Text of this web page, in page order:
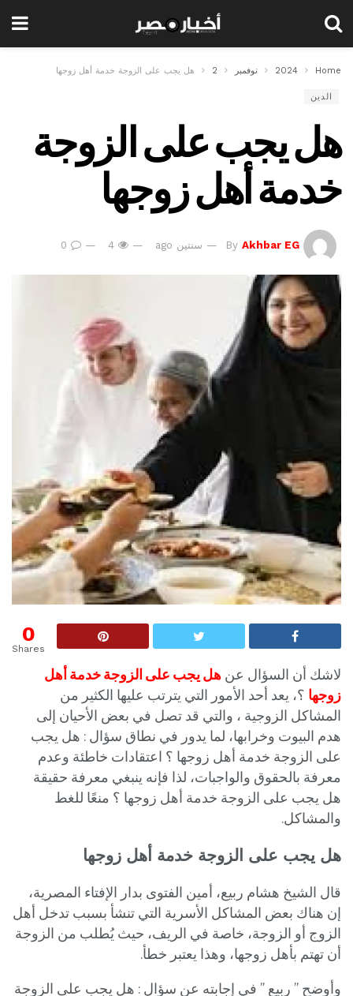
Home
2024 نوفمبر 2 هل يجب على الزوجة خدمة أهل زوجها
الدين
هل يجب على الزوجة
خدمة أهل زوجها
By Akhbar EG سنتين ago
0
Shares
لاشك أن السؤال عن هل يجب على الزوجة خدمة أهل
زوجها ؟، يعد أحد الأمور التي يترتب عليها الكثير من
المشاكل الزوجية ، والتي قد تصل في بعض الأحيان إلى
هدم البيوت وخرابها، لما يدور في نطاق سؤال : هل يجب
على الزوجة خدمة أهل زوجها ؟ اعتقادات خاطئة وعدم
معرفة بالحقوق والواجبات، لذا فإنه ينبغي معرفة حقيقة
هل يجب على الزوجة خدمة أهل زوجها ؟ منعًا للغط
والمشاكل.
هل يجب على الزوجة خدمة أهل زوجها
قال الشيخ هشام ربيع، أمين الفتوى بدار الإفتاء المصرية،
إن هناك بعض المشاكل الأسرية التي تنشأ بسبب تدخل أهل
الزوج أو الزوجة، خاصة في الريف، حيث يُطلب من الزوجة
أن تهتم بأهل زوجها، وهذا يعتبر خطأ.
وأوضح ” ربيع ” في إجابته عن سؤال : هل يجب على الزوجة